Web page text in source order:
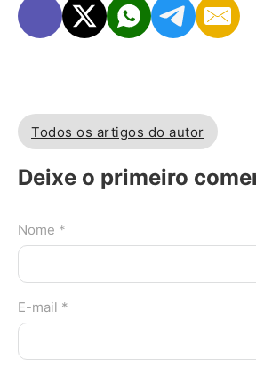
Todos os artigos do autor
Deixe o primeiro
Nome *
E-mail *